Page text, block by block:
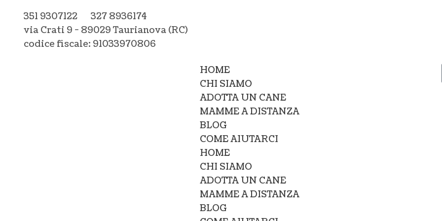
351 9307122
327 8936174
via Crati 9 - 89029 Taurianova (RC)
codice fiscale: 91033970806
HOME
CHI SIAMO
ADOTTA UN CANE
MAMME A DISTANZA
BLOG
COME AIUTARCI
HOME
CHI SIAMO
ADOTTA UN CANE
MAMME A DISTANZA
BLOG